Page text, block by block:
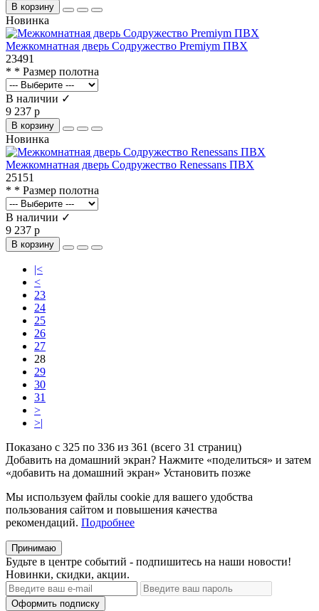
В корзину
Новинка
Межкомнатная дверь Содружество Premiym ПВХ
23491
* * Размер полотна
В наличии ✓
9 237 р
В корзину
Новинка
Межкомнатная дверь Содружество Renessans ПВХ
25151
* * Размер полотна
В наличии ✓
9 237 р
В корзину
|<
<
23
24
25
26
27
28
29
30
31
>
>|
Показано с 325 по 336 из 361 (всего 31 страниц)
Добавить на домашний экран? Нажмите «поделиться» и затем
«добавить на домашний экран» Установить позже
Мы используем файлы cookie для вашего удобства
пользования сайтом и повышения качества
рекомендаций. Подробнее
Принимаю
Будьте в центре событий - подпишитесь на наши новости!
Новинки, скидки, акции.
Оформить подписку